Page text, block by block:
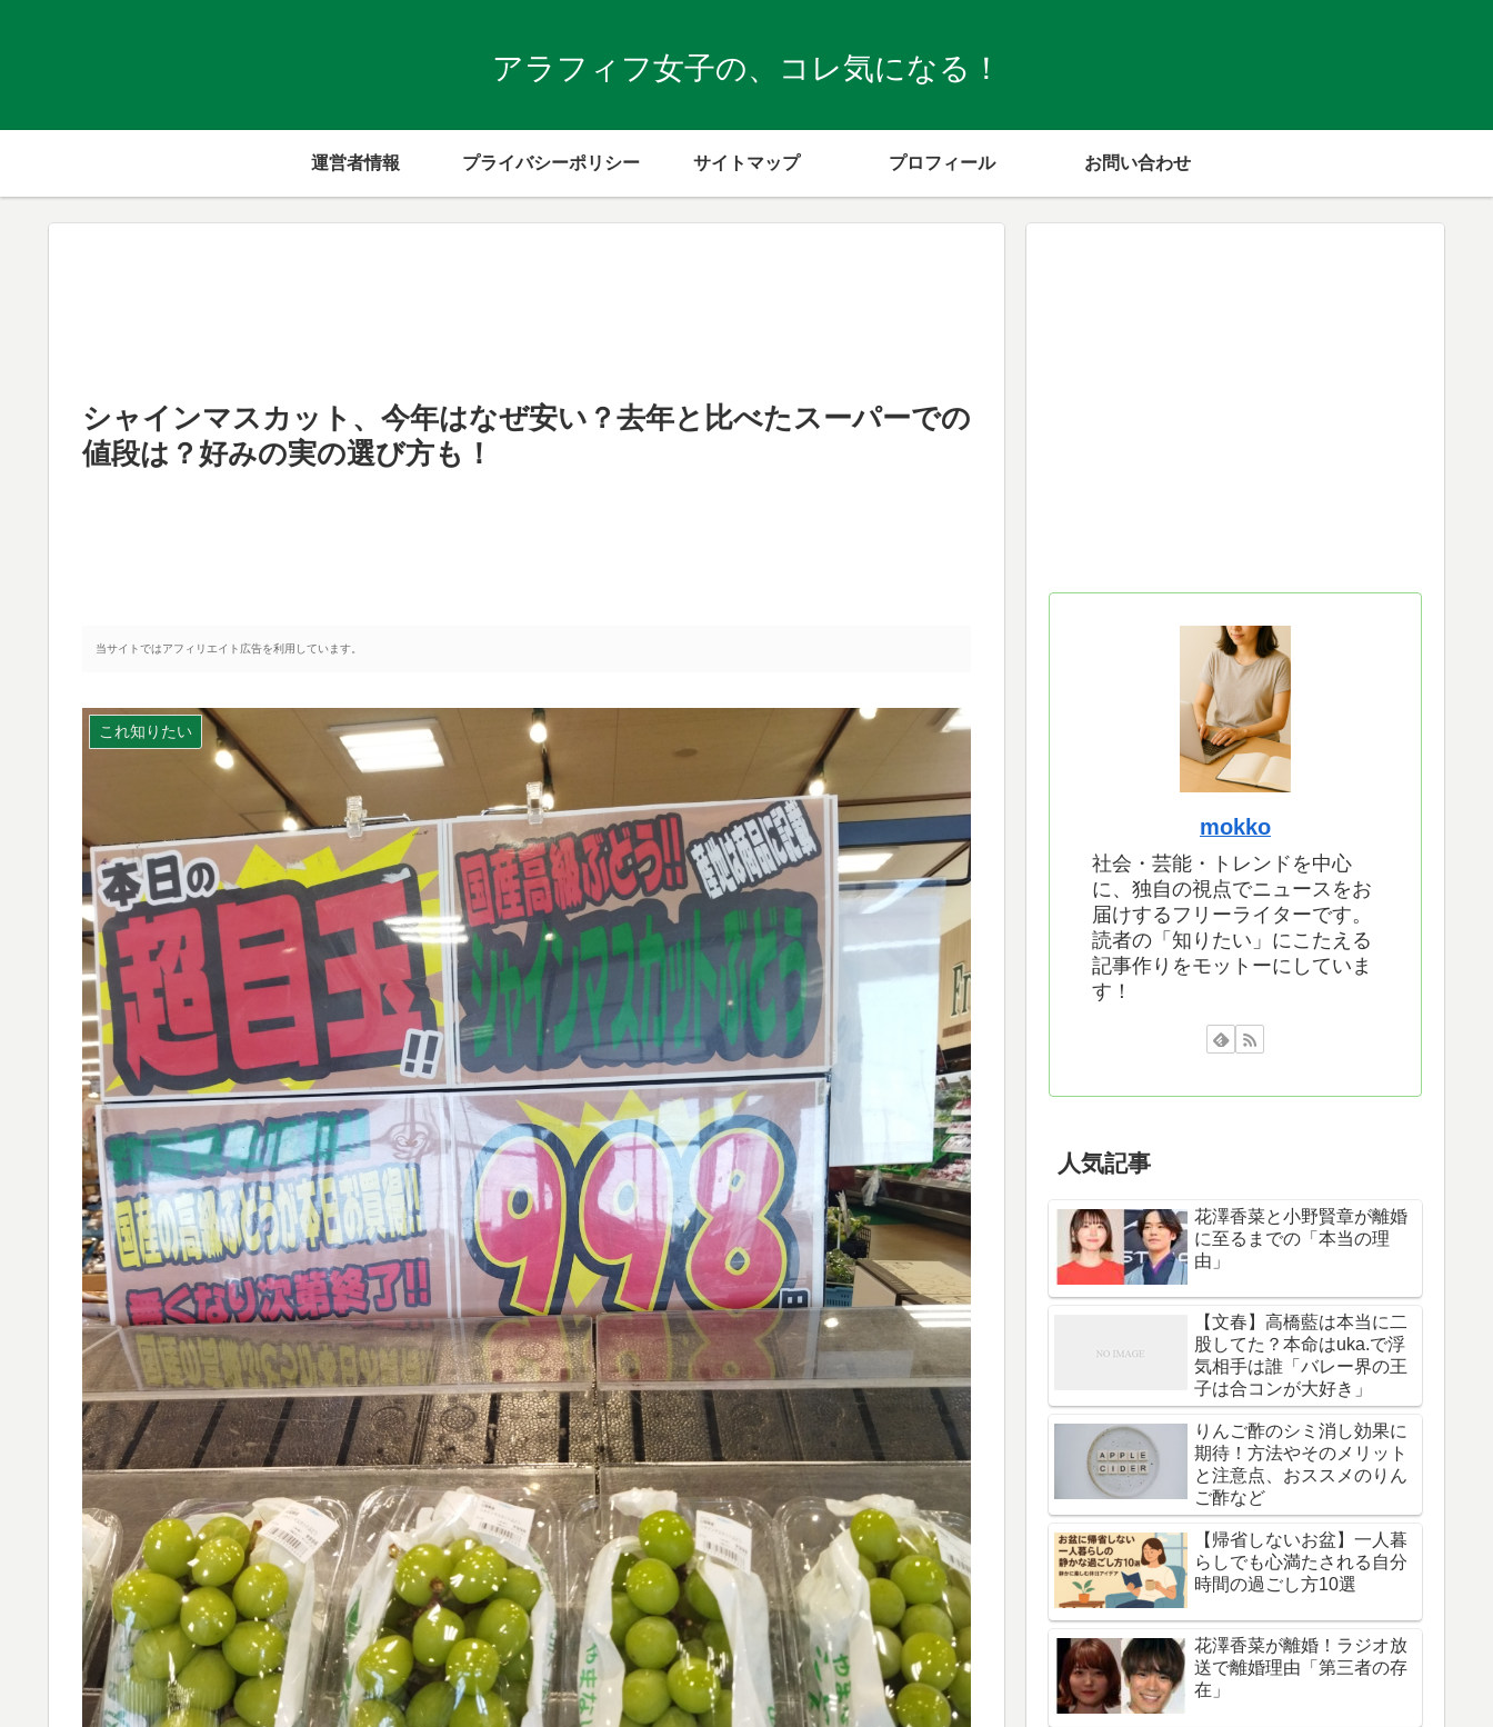
アラフィフ女子の、コレ気になる！
運営者情報 プライバシーポリシー サイトマップ プロフィール お問い合わせ
シャインマスカット、今年はなぜ安い？去年と比べたスーパーでの
値段は？好みの実の選び方も！
当サイトではアフィリエイト広告を利用しています。
これ知りたい
mokko
社会・芸能・トレンドを中心
に、独自の視点でニュースをお
届けするフリーライターです。
読者の「知りたい」にこたえる
記事作りをモットーにしていま
す！
人気記事
花澤香菜と小野賢章が離婚
に至るまでの「本当の理
由」
【文春】高橋藍は本当に二
股してた？本命はuka.で浮
気相手は誰「バレー界の王
子は合コンが大好き」
りんご酢のシミ消し効果に
期待！方法やそのメリット
と注意点、おススメのりん
ご酢など
【帰省しないお盆】一人暮
らしでも心満たされる自分
時間の過ごし方10選
花澤香菜が離婚！ラジオ放
送で離婚理由「第三者の存
在」